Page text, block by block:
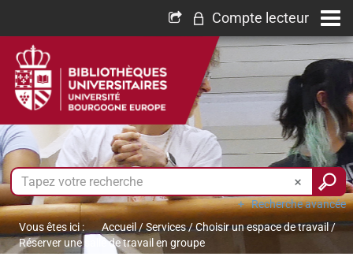
Compte lecteur
Recherche avancée
Vous êtes ici :
Accueil /Services/Choisir un espace de travail /
Réserver une salle de travail en groupe